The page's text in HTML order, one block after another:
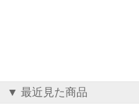
▼ 最近見た商品